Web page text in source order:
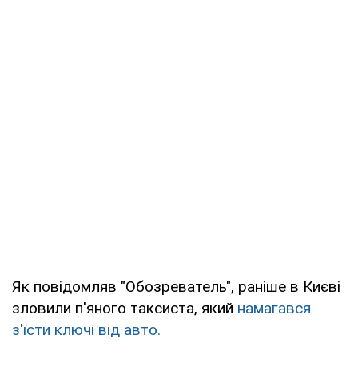
Як повідомляв "Обозреватель", раніше в Києві
зловили п'яного таксиста, який намагався
з'їсти ключі від авто.